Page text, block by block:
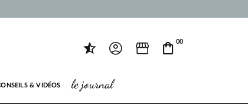
00
& VIDÉOS le journal